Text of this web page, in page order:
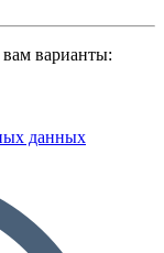
варианты:
данных